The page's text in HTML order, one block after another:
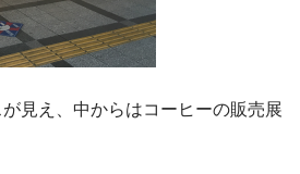
見え、中からはコーヒーの販売展